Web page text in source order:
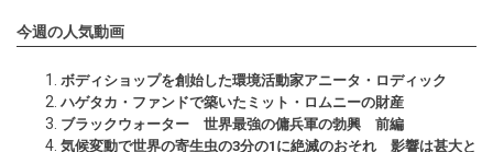
今週の人気動画
ボディショップを創始した環境活動家アニータ・ロディック
ハゲタカ・ファンドで築いたミット・ロムニーの財産
ブラックウォーター 世界最強の傭兵軍の勃興 前編
気候変動で世界の寄生虫の3分の1に絶滅のおそれ 影響は甚大と